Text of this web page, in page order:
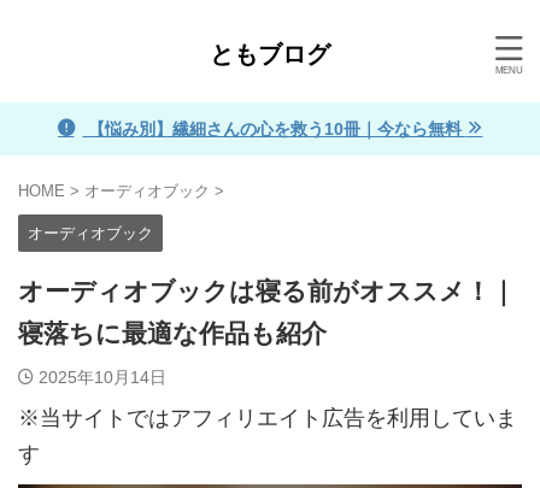
ともブログ
【悩み別】繊細さんの心を救う10冊｜今なら無料
HOME > オーディオブック >
オーディオブック
オーディオブックは寝る前がオススメ！｜
寝落ちに最適な作品も紹介
2025年10月14日
※当サイトではアフィリエイト広告を利用していま
す